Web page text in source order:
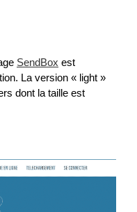
SendBox est
La version « light »
dont la taille est